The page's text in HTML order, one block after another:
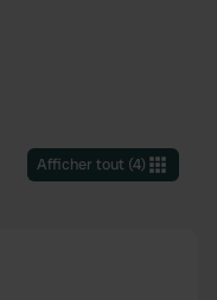
Afficher tout(4)